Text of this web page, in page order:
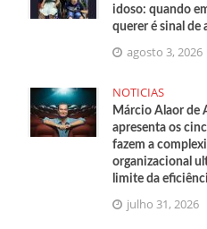
idoso: quando
querer é sinal de
agosto 3, 2026
NOTICIAS
Márcio Alaor de
apresenta os
fazem a
organizacional
limite da
julho 31, 2026